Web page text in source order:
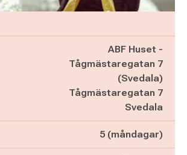
ABF Huset -
Tågmästaregatan 7
(Svedala)
Tågmästaregatan 7
Svedala
5 (måndagar)